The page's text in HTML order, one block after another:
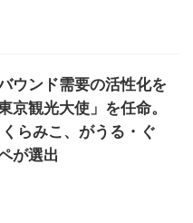
ウンド需要の活性化を
京観光大使」を任命。
らみこ、がうる・ぐ
が選出